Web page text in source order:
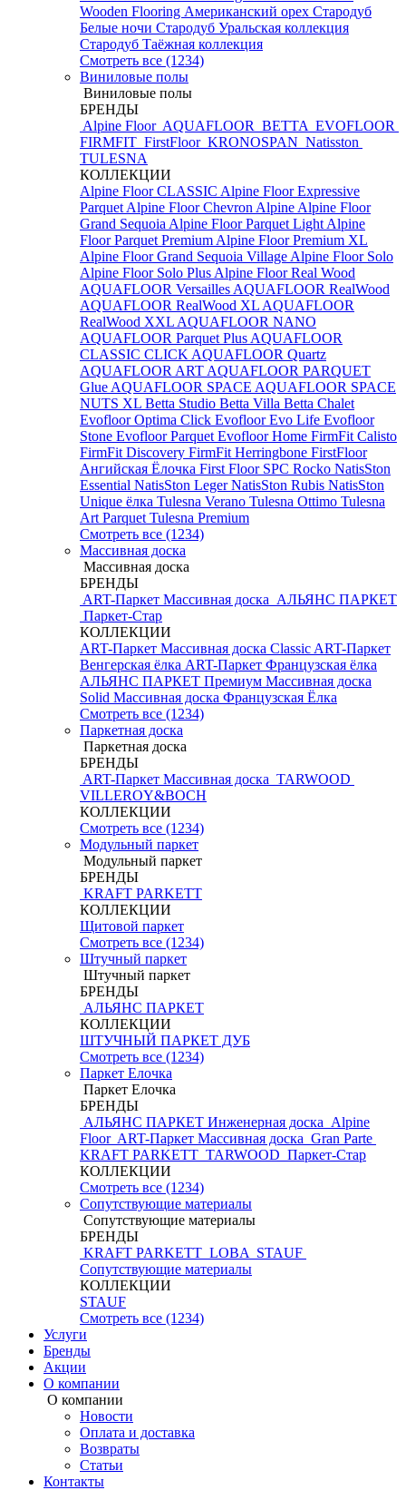
Wooden Flooring Американский орех Стародуб
Белые ночи Стародуб Уральская коллекция
Стародуб Таёжная коллекция
Смотреть все (1234)
Виниловые полы
Виниловые полы
БРЕНДЫ
Alpine Floor AQUAFLOOR BETTA EVOFLOOR
FIRMFIT FirstFloor KRONOSPAN Natisston
TULESNA
КОЛЛЕКЦИИ
Alpine Floor CLASSIC Alpine Floor Expressive
Parquet Alpine Floor Chevron Alpine Alpine Floor
Grand Sequoia Alpine Floor Parquet Light Alpine
Floor Parquet Premium Alpine Floor Premium XL
Alpine Floor Grand Sequoia Village Alpine Floor Solo
Alpine Floor Solo Plus Alpine Floor Real Wood
AQUAFLOOR Versailles AQUAFLOOR RealWood
AQUAFLOOR RealWood XL AQUAFLOOR
RealWood XXL AQUAFLOOR NANO
AQUAFLOOR Parquet Plus AQUAFLOOR
CLASSIC CLICK AQUAFLOOR Quartz
AQUAFLOOR ART AQUAFLOOR PARQUET
Glue AQUAFLOOR SPACE AQUAFLOOR SPACE
NUTS XL Betta Studio Betta Villa Betta Chalet
Evofloor Optima Click Evofloor Evo Life Evofloor
Stone Evofloor Parquet Evofloor Home FirmFit Calisto
FirmFit Discovery FirmFit Herringbone FirstFloor
Ангийская Ёлочка First Floor SPC Rocko NatisSton
Essential NatisSton LegerNatisSton Rubis NatisSton
Unique ёлка Tulesna Verano Tulesna Ottimo Tulesna
Art Parquet Tulesna Premium
Смотреть все (1234)
Массивная доска
Массивная доска
БРЕНДЫ
ART-Паркет Массивная доска АЛЬЯНС ПАРКЕТ
Паркет-Стар
КОЛЛЕКЦИИ
ART-Паркет Массивная доска Classic ART-Паркет
Венгерская ёлка ART-Паркет Французская ёлка
АЛЬЯНС ПАРКЕТ Премиум Массивная доска
Solid Массивная доска Французская Ёлка
Смотреть все (1234)
Паркетная доска
Паркетная доска
БРЕНДЫ
ART-Паркет Массивная доска TARWOOD
VILLEROY&BOCH
КОЛЛЕКЦИИ
Смотреть все (1234)
Модульный паркет
Модульный паркет
БРЕНДЫ
KRAFT PARKETT
КОЛЛЕКЦИИ
Щитовой паркет
Смотреть все (1234)
Штучный паркет
Штучный паркет
БРЕНДЫ
АЛЬЯНС ПАРКЕТ
КОЛЛЕКЦИИ
ШТУЧНЫЙ ПАРКЕТ ДУБ
Смотреть все (1234)
Паркет Елочка
Паркет Елочка
БРЕНДЫ
АЛЬЯНС ПАРКЕТ Инженерная доска Alpine
Floor ART-Паркет Массивная доска Gran Parte
KRAFT PARKETT TARWOOD Паркет-Стар
КОЛЛЕКЦИИ
Смотреть все (1234)
Сопутствующие материалы
Сопутствующие материалы
БРЕНДЫ
KRAFT PARKETT LOBA STAUF
Сопутствующие материалы
КОЛЛЕКЦИИ
STAUF
Смотреть все (1234)
Услуги
Бренды
Акции
О компании
О компании
Новости
Оплата и доставка
Возвраты
Статьи
Контакты